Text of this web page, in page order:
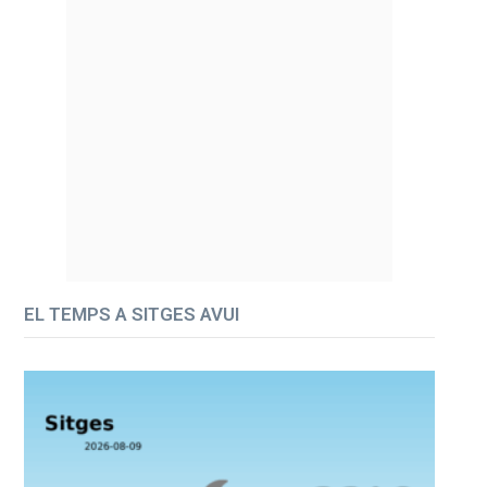
EL TEMPS A SITGES AVUI